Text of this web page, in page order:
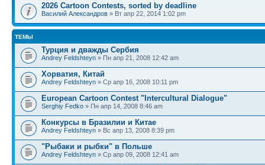
2026 Cartoon Contests, sorted by deadline
Василий Александров » Вт апр 22, 2014 1:02 pm
ТЕМЫ
Турция и дважды Сербия
Andrey Feldshteyn » Пн апр 21, 2008 12:42 am
Хорватия, Китай
Andrey Feldshteyn » Ср апр 16, 2008 10:11 pm
European Cartoon Contest "Intercultural Dialogue"
Serghiy Fedko » Пн апр 14, 2008 8:46 am
Конкурсы в Бразилии и Китае
Andrey Feldshteyn » Вс апр 13, 2008 8:39 pm
"Рыбаки и рыбки" в Польше
Andrey Feldshteyn » Ср апр 09, 2008 12:41 am